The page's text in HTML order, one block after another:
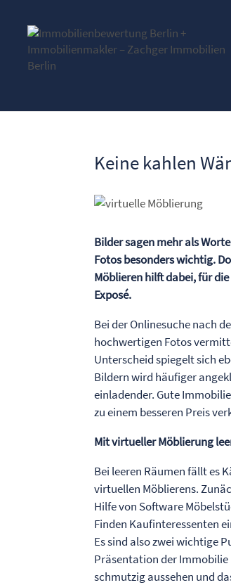
Keine kahlen
Bilder sagen mehr als
Fotos besonders wichtig.
Möblieren hilft dabei, für
Exposé.
Bei der Onlinesuche nach
hochwertigen Fotos
Unterscheid spiegelt sich
Bildern wird häufiger
einladender. Gute
zu einem besseren Preis
Mit virtueller Möblierung
Bei leeren Räumen fällt es
virtuellen Möblierens.
Hilfe von Software
Finden Kaufinteressenten
Es sind also zwei wichtige
Präsentation der Immobilie
schmutzig aussehen und